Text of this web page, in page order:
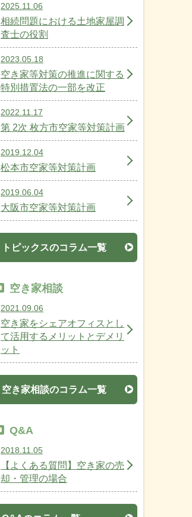
2025.11.06
相続問題における土地家屋調
査士の役割
2023.05.18
空き家等対策の推進に関する
特別措置法の一部を改正
2022.11.17
第 2次 枚方市空家等対策計画
2019.12.04
松本市空家等対策計画
2019.06.04
大阪市空家等対策計画
トピックスのコラム一覧
空き家相談
2021.09.06
空き家をシェアオフィスとし
て活用するメリットとデメリ
ット
空き家相談のコラム一覧
Q&A
2018.11.05
【よくある質問】空き家の売
却・管理の場合